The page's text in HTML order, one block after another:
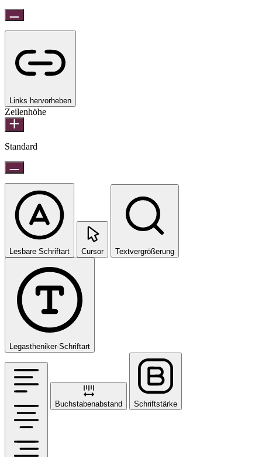
Links hervorheben
Zeilenhöhe
Standard
Lesbare Schriftart Cursor Textvergrößerung
Legastheniker-Schriftart
Buchstabenabstand Schriftstärke